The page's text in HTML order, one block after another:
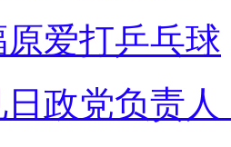
爱打乒乓球
政党负责